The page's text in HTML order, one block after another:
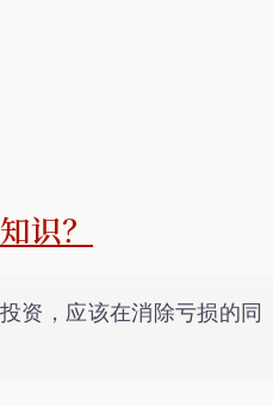
识？
资，应该在消除亏损的同